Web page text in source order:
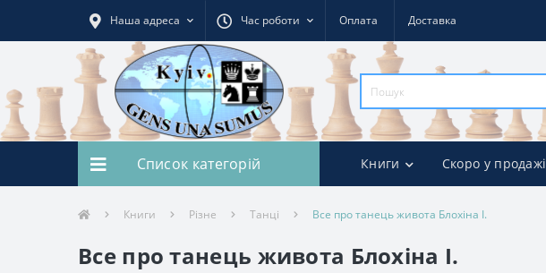
Наша адреса Час роботи Оплата Доставка
Список категорій Книги Скоро у продажі
Книги Різне Танці Все про танець живота Блохіна І.
Все про танець живота Блохіна І.